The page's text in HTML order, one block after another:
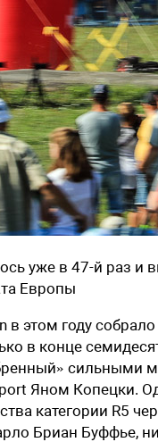
уже в 47-й раз и
Европы
в этом году
в конце
сильными
Яном Копецки.
категории R5
Бриан Буффье,